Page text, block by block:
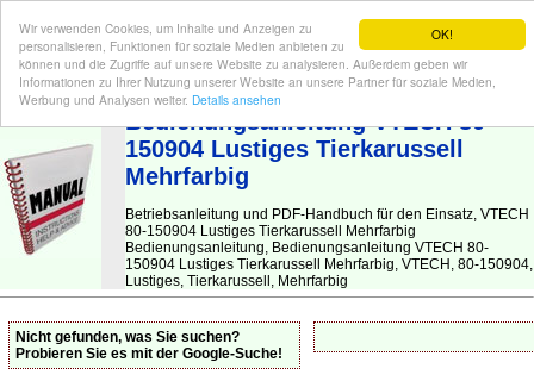
OK!
Wir verwenden Cookies, um Inhalte und Anzeigen zu
personalisieren, Funktionen für soziale Medien anbieten zu
können und die Zugriffe auf unsere Website zu analysieren. Außerdem geben wir
Informationen zu Ihrer Nutzung unserer Website an unsere Partner für soziale Medien,
Werbung und Analysen weiter. Details ansehen
BEDIENUNGSANLEITUNG| Hier finden Sie die deutsche Anleitung!
Bedienungsanleitung VTECH 80-
150904 Lustiges Tierkarussell
Mehrfarbig
Betriebsanleitung und PDF-Handbuch für den Einsatz, VTECH
80-150904 Lustiges Tierkarussell Mehrfarbig
Bedienungsanleitung, Bedienungsanleitung VTECH 80-
150904 Lustiges Tierkarussell Mehrfarbig, VTECH, 80-150904,
Lustiges, Tierkarussell, Mehrfarbig
Nicht gefunden, was Sie suchen?
Probieren Sie es mit der Google-Suche!